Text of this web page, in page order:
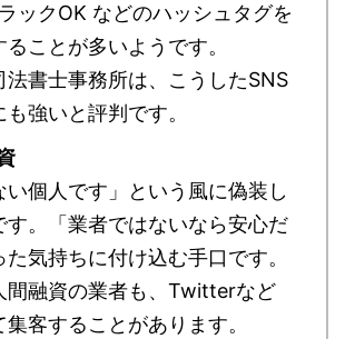
ックOK などのハッシュタグを
ことが多いようです。
法書士事務所は、こうしたSNS
強いと評判です。
い個人です」という風に偽装し
す。「業者ではないなら安心だ
気持ちに付け込む手口です。
間融資の業者も、Twitterなど
客することがあります。